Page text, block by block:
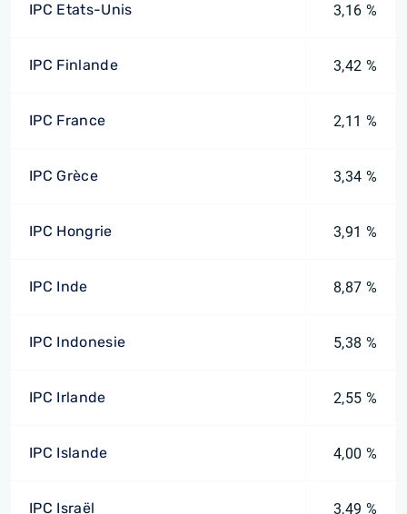
IPC Etats-Unis 3,16 %
IPC Finlande 3,42 %
IPC France 2,11 %
IPC Grèce 3,34 %
IPC Hongrie 3,91 %
IPC Inde 8,87 %
IPC Indonesie 5,38 %
IPC Irlande 2,55 %
IPC Islande 4,00 %
IPC Israël 3,49 %